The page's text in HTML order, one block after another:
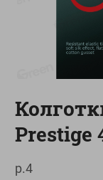
О сервисе
Настройки файлов
Мой Green
Prestige
р.4